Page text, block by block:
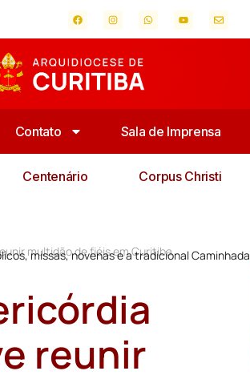
Contato Sala de Imprensa
Centenário Corpus Christi
multidão de fiéis em Curitiba
missas, novenas e a tradicional Caminhada
reunir